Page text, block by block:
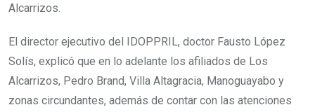
Alcarrizos.
El director ejecutivo del IDOPPRIL, doctor Fausto López
Solís, explicó que en lo adelante los afiliados de Los
Alcarrizos, Pedro Brand, Villa Altagracia, Manoguayabo y
zonas circundantes, además de contar con las atenciones